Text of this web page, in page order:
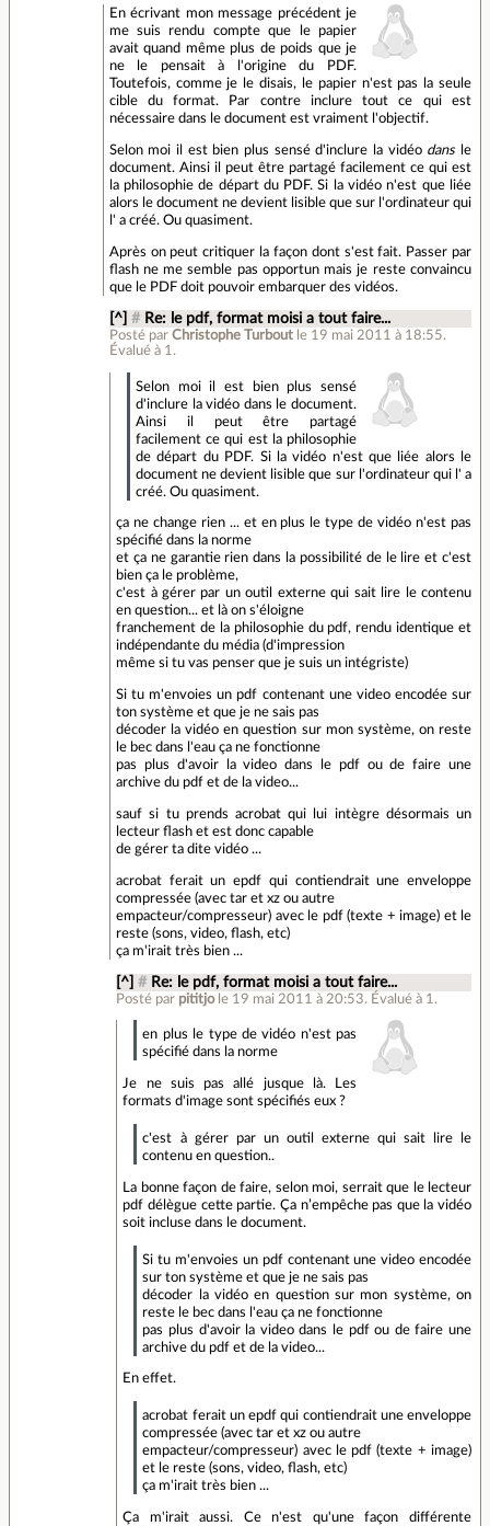
En écrivant mon message précédent je
me suis rendu compte que le papier
avait quand même plus de poids que je
ne le pensait à l'origine du PDF.
Toutefois, comme je le disais, le papier n'est pas la seule
cible du format. Par contre inclure tout ce qui est
nécessaire dans le document est vraiment l'objectif.
Selon moi il est bien plus sensé d'inclure la vidéo dansle
document. Ainsi il peut être partagé facilement ce qui est
la philosophie de départ du PDF. Si la vidéo n'est que liée
alors le document ne devient lisible que sur l'ordinateur qui
l' a créé. Ou quasiment.
Après on peut critiquer la façon dont s'est fait. Passer par
flash ne me semble pas opportun mais je reste convaincu
que le PDF doit pouvoir embarquer des vidéos.
[^] # Re: le pdf, format moisi a tout faire...
Posté parChristophe Turbout le 19 mai 2011 à 18:55.
Évalué à 1 .
Selon moi il est bien plus sensé
d'inclure la vidéo dans le document.
Ainsi il peut être partagé
facilement ce qui est la philosophie
de départ du PDF. Si la vidéo n'est que liée alors le
document ne devient lisible que sur l'ordinateur qui l' a
créé. Ou quasiment.
ça ne change rien ... et en plus le type de vidéo n'est pas
spécifié dans la norme
et ça ne garantie rien dans la possibilité de le lire et c'est
bien ça le problème,
c'est à gérer par un outil externe qui sait lire le contenu
en question... et là on s'éloigne
franchement de la philosophie du pdf, rendu identique et
indépendante du média (d'impression
même si tu vas penser que je suis un intégriste)
Si tu m'envoies un pdf contenant une video encodée sur
ton système et que je ne sais pas
décoder la vidéo en question sur mon système, on reste
le bec dans l'eau ça ne fonctionne
pas plus d'avoir la video dans le pdf ou de faire une
archive du pdf et de la video...
sauf si tu prends acrobat qui lui intègre désormais un
lecteur flash et est donc capable
de gérer ta dite vidéo ...
acrobat ferait un epdf qui contiendrait une enveloppe
compressée (avec tar et xz ou autre
empacteur/compresseur) avec le pdf (texte + image) et le
reste (sons, video, flash, etc)
ça m'irait très bien ...
[^] # Re: le pdf, format moisi a tout faire...
Posté par pititjo le 19 mai 2011 à 20:53. Évalué à 1 .
en plus le type de vidéo n'est pas
spécifié dans la norme
Je ne suis pas allé jusque là. Les
formats d'image sont spécifiés eux ?
c'est à gérer par un outil externe qui sait lire le
contenu en question..
La bonne façon de faire, selon moi, serrait que le lecteur
pdf délègue cette partie. Ça n’empêche pas que la vidéo
soit incluse dans le document.
Si tu m'envoies un pdf contenant une video encodée
sur ton système et que je ne sais pas
décoder la vidéo en question sur mon système, on
reste le bec dans l'eau ça ne fonctionne
pas plus d'avoir la video dans le pdf ou de faire une
archive du pdf et de la video...
En effet.
acrobat ferait un epdf qui contiendrait une enveloppe
compressée (avec tar et xz ou autre
empacteur/compresseur) avec le pdf (texte + image)
et le reste (sons, video, flash, etc)
ça m'irait très bien ...
Ça m'irait aussi. Ce n'est qu'une façon différente